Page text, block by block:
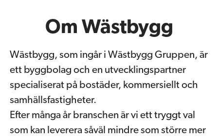
Om Wästbygg
Wästbygg, som ingår i Wästbygg Gruppen, är
ett byggbolag och en utvecklingspartner
specialiserat på bostäder, kommersiellt och
samhällsfastigheter.
Efter många år branschen är vi ett tryggt val
som kan leverera såväl mindre som större mer